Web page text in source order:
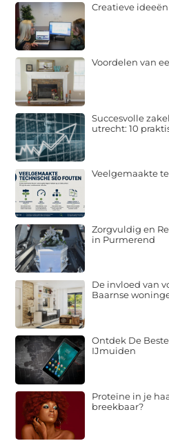
Creatieve
Voordelen van
Succesvolle
utrecht: 10
Veelgemaakte
Zorgvuldig en
in Purmerend
De invloed van
Baarnse
Ontdek De
IJmuiden
Proteïne in je
breekbaar?